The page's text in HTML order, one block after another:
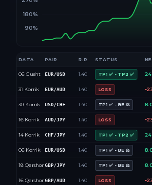
90%
180%
DATA PAIR R:R STATUS
06 Gusht EUR/USD 1.40 TP1 ✅ - TP2 ✅
31 Korrik EUR/AUD 1.40 LOSS -
30 Korrik USD/CHF 1.40 TP1 ✅ - BE ⚖️
16 Korrik AUD/JPY 1.40 LOSS -
14 Korrik CHF/JPY 1.40 TP1 ✅ - TP2 ✅
06 Korrik EUR/USD 1.40 TP1 ✅ - BE ⚖️
18 QershorGBP/JPY 1.40 TP1 ✅ - BE ⚖️
16 QershorGBP/AUD 1.40 LOSS -